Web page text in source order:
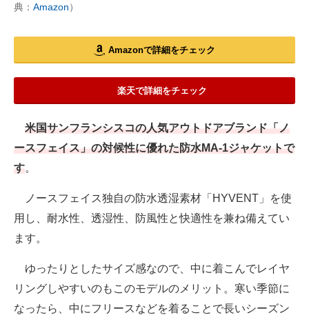
典： Amazon）
Amazonで詳細をチェック
楽天で詳細をチェック
米国サンフランシスコの人気アウトドアブランド「ノ
ースフェイス」の対候性に優れた防水MA-1ジャケットで
す。
ノースフェイス独自の防水透湿素材「HYVENT」を使
用し、耐水性、透湿性、防風性と快適性を兼ね備えてい
ます。
ゆったりとしたサイズ感なので、中に着こんでレイヤ
リングしやすいのもこのモデルのメリット。寒い季節に
なったら、中にフリースなどを着ることで長いシーズン